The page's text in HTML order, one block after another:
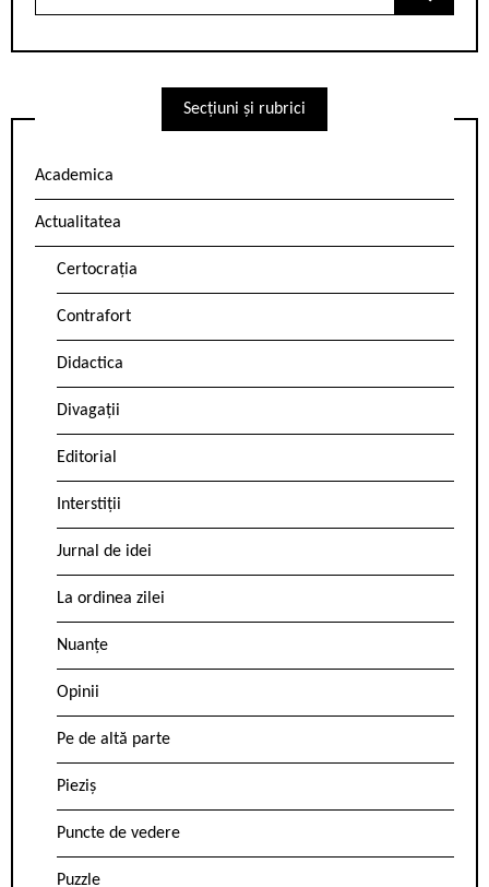
Secțiuni și rubrici
Academica
Actualitatea
Certocrația
Contrafort
Didactica
Divagații
Editorial
Interstiții
Jurnal de idei
La ordinea zilei
Nuanțe
Opinii
Pe de altă parte
Pieziș
Puncte de vedere
Puzzle